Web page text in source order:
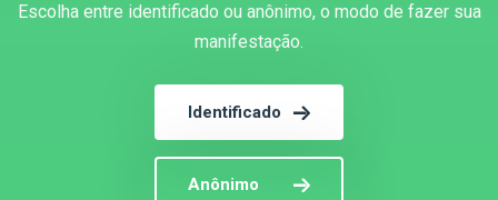
Escolha entre identificado ou anônimo, o modo de fazer sua
manifestação.
Identificado
Anônimo